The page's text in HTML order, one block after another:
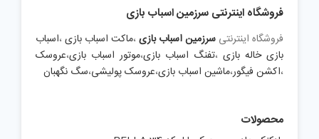
فروشگاه اینترنتی سرزمین اسباب بازی
فروشگاه اینترنتی سرزمین اسباب بازی،ماکت اسباب بازی،اسباب
بازی خاله بازی ،تفنگ اسباب بازی،موتور اسباب بازی،عروسک
،اکشن فیگور،ماشین اسباب بازی،عروسک پولیشی،سگ نگهبان
محصولات